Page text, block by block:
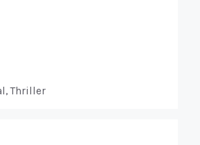
,Thriller